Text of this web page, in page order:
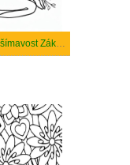
Nakreslete Všímavost Základní